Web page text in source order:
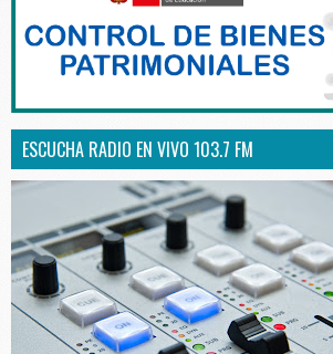
ESCUCHA RADIO EN VIVO 103.7 FM